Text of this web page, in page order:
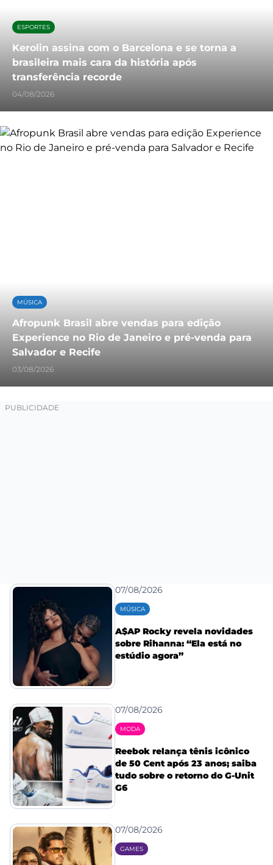
ESPORTES
Kerolin assina com o Barcelona e se torna a
brasileira mais cara da história após
transferência recorde
04/08/2026
MÚSICA
Afropunk Brasil abre vendas para edição
Experience no Rio de Janeiro e pré-venda para
Salvador e Recife
03/08/2026
07/08/2026
MÚSICA
A$AP Rocky revela novidades
sobre Rihanna: “Ela está no
estúdio agora”
07/08/2026
MODA
Reebok relança tênis icônico
de 50 Cent após 23 anos; saiba
tudo sobre o retorno do G-Unit
G6
07/08/2026
GAMES